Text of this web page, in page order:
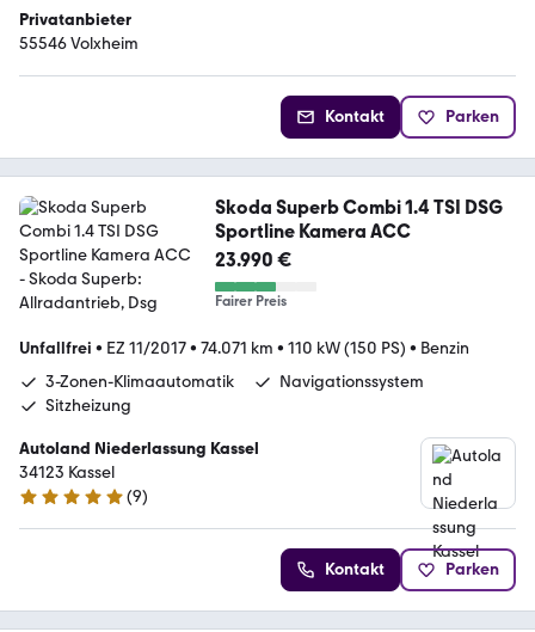
Privatanbieter
55546 Volxheim
Kontakt Parken
Skoda Superb Combi 1.4 TSI DSG
Sportline Kamera ACC
23.990 €
Fairer Preis
Unfallfrei • EZ 11/2017• 74.071 km • 110 kW (150 PS) • Benzin
3-Zonen-Klimaautomatik
Navigationssystem
Sitzheizung
Autoland Niederlassung Kassel
34123 Kassel
5 Sterne
(9)
Kontakt Parken